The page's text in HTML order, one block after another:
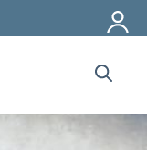
scuola